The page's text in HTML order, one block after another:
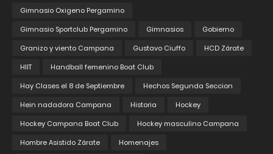
Gimnasio Oxigeno Pergamino
Gimnasio Sportclub Pergamino
Gimnasios
Gobierno
Granizo y viento Campana
Gustavo Ciuffo
HCD Zárate
HIIT
Handball femenino Boat Club
Hay Clases el 8 de Septiembre
Hechos Segunda Seccion
Hein nadadora Campana
Historia
Hockey
Hockey Campana Boat Club
Hockey masculino Campana
Hombre Asistido Zárate
Homenajes